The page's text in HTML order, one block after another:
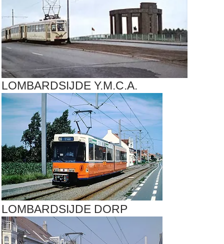
LOMBARDSIJDE Y.M.C.A.
LOMBARDSIJDE DORP